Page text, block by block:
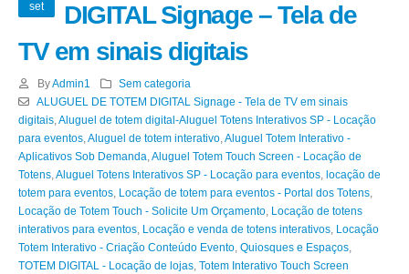
set
DIGITAL Signage – Tela de
TV em sinais digitais
ByAdmin1
Sem categoria
ALUGUEL DE TOTEM DIGITAL Signage - Tela de TV em sinais
digitais Aluguel de totem digital-Aluguel Totens Interativos SP - Locação
para eventos Aluguel de totem interativo Aluguel Totem Interativo -
Aplicativos Sob Demanda Aluguel Totem Touch Screen - Locação de
Totens Aluguel Totens Interativos SP - Locação para eventos locação de
totem para eventos Locação de totem para eventos - Portal dos Totens
Locação de Totem Touch - Solicite Um Orçamento Locação de totens
interativos para eventos Locação e venda de totens interativos Locação
Totem Interativo - Criação Conteúdo Evento Quiosques e Espaços
TOTEM DIGITAL - Locação de lojas Totem Interativo Touch Screen